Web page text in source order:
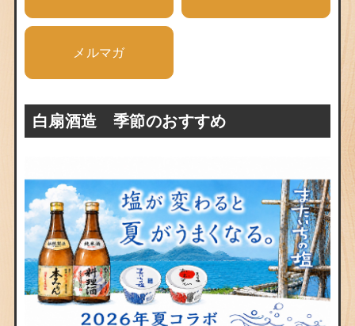
メルマガ
白扇酒造 季節のおすすめ